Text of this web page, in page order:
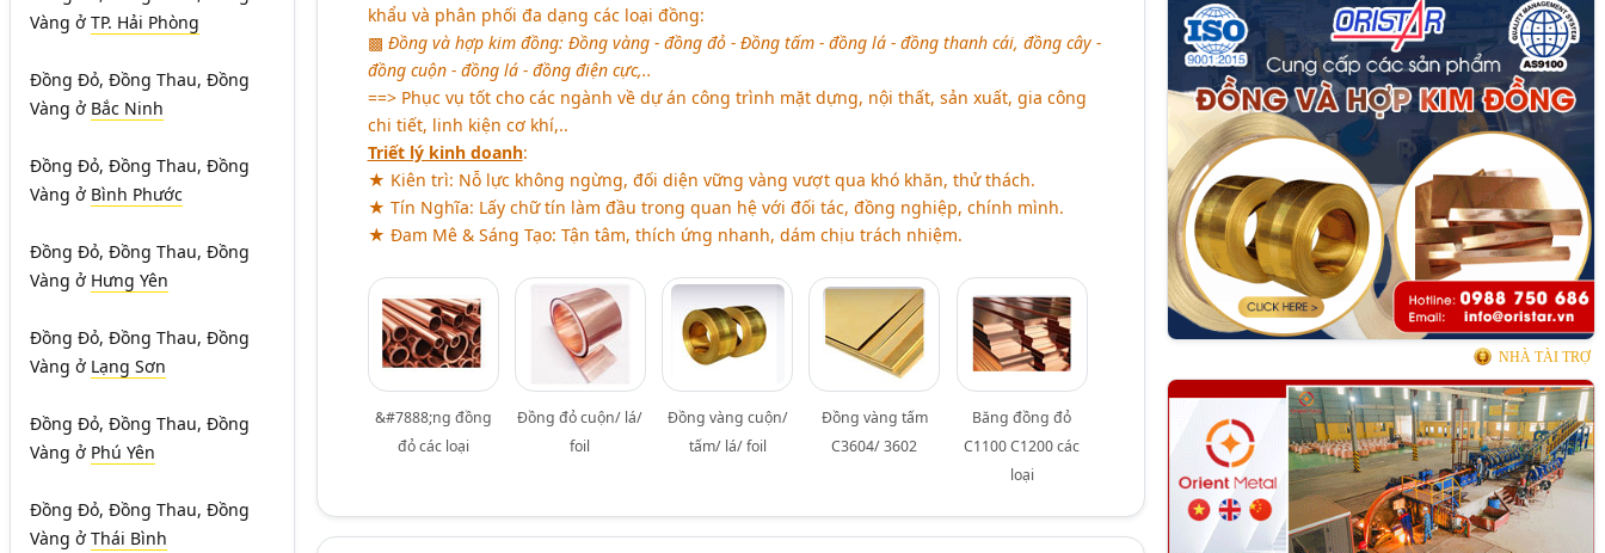
Vàng ở TP. Hải Phòng
Đồng Đỏ, Đồng Thau, Đồng
Vàng ở Bắc Ninh
Đồng Đỏ, Đồng Thau, Đồng
Vàng ở Bình Phước
Đồng Đỏ, Đồng Thau, Đồng
Vàng ở Hưng Yên
Đồng Đỏ, Đồng Thau, Đồng
Vàng ở Lạng Sơn
Đồng Đỏ, Đồng Thau, Đồng
Vàng ở Phú Yên
Đồng Đỏ, Đồng Thau, Đồng
Vàng ở Thái Bình
khẩu và phân phối đa dạng các loại đồng:
▩ Đồng và hợp kim đồng: Đồng vàng - đồng đỏ - Đồng tấm - đồng lá - đồng thanh cái, đồng cây -
đồng cuộn - đồng lá - đồng điện cực,..
==> Phục vụ tốt cho các ngành về dự án công trình mặt dựng, nội thất, sản xuất, gia công
chi tiết, linh kiện cơ khí,..
Triết lý kinh doanh:
★ Kiên trì: Nỗ lực không ngừng, đối diện vững vàng vượt qua khó khăn, thử thách.
★ Tín Nghĩa: Lấy chữ tín làm đầu trong quan hệ với đối tác, đồng nghiệp, chính mình.
★ Đam Mê & Sáng Tạo: Tận tâm, thích ứng nhanh, dám chịu trách nhiệm.
&#7888;ng đồng
đỏ các loại
Đồng đỏ cuộn/ lá/
foil
Đồng vàng cuộn/
tấm/ lá/ foil
Đồng vàng tấm
C3604/ 3602
Băng đồng đỏ
C1100 C1200 các
loại
NHÀ TÀI TRỢ